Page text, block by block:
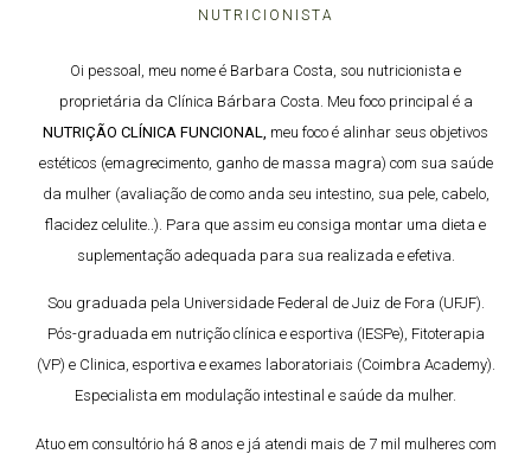
NUTRICIONISTA
Oi pessoal, meu nome é Barbara Costa, sou nutricionista e
proprietária da Clínica Bárbara Costa. Meu foco principal é a
NUTRIÇÃO CLÍNICA FUNCIONAL, meu foco é alinhar seus objetivos
estéticos (emagrecimento, ganho de massa magra) com sua saúde
da mulher (avaliação de como anda seu intestino, sua pele, cabelo,
flacidez celulite..). Para que assim eu consiga montar uma dieta e
suplementação adequada para sua realizada e efetiva.
Sou graduada pela Universidade Federal de Juiz de Fora (UFJF).
Pós-graduada em nutrição clínica e esportiva (IESPe), Fitoterapia
(VP) e Clinica, esportiva e exames laboratoriais (Coimbra Academy).
Especialista em modulação intestinal e saúde da mulher.
Atuo em consultório há 8 anos e já atendi mais de 7 mil mulheres com